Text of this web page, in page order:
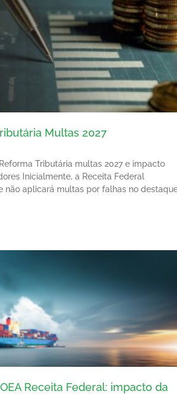
Multas 2027
Tributária multas 2027 e impacto
Inicialmente, a Receita Federal
não aplicará multas por falhas no
Receita Federal: impacto da